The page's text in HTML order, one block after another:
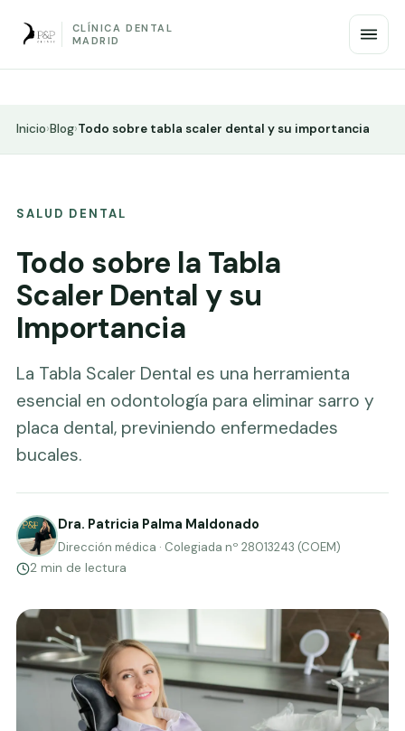
CLÍNICA DENTAL
MADRID
Inicio›Blog›Todo sobre tabla scaler dental y su importancia
SALUD DENTAL
Todo sobre la Tabla
Scaler Dental y su
Importancia
La Tabla Scaler Dental es una herramienta
esencial en odontología para eliminar sarro y
placa dental, previniendo enfermedades
bucales.
Dra. Patricia Palma Maldonado
Dirección médica · Colegiada nº 28013243 (COEM)
2 min de lectura